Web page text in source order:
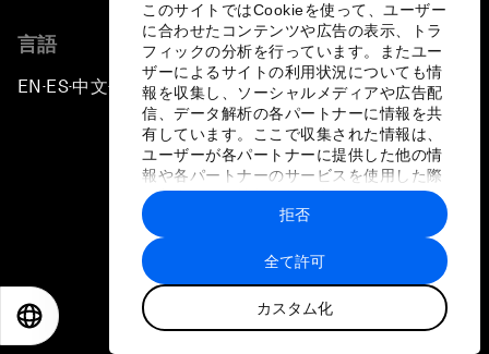
このサイトではCookieを使って、ユーザー
に合わせたコンテンツや広告の表示、トラ
フィックの分析を行っています。またユー
ザーによるサイトの利用状況についても情
報を収集し、ソーシャルメディアや広告配
信、データ解析の各パートナーに情報を共
有しています。ここで収集された情報は、
ユーザーが各パートナーに提供した他の情
報や各パートナーのサービスを使用した際
に収集された情報と組み合わされ、各パー
トナーによって使用されることがありま
す。
全て許可
カスタム化
拒否
言語
EN ▪ ES▪中文▪ 日本語
プライバシーポリシーと利用規約
サイトマップ
©
世界経済フォーラム